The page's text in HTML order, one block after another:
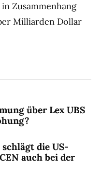
Zusammenhang
Milliarden Dollar
über Lex UBS
die US-
auch bei der